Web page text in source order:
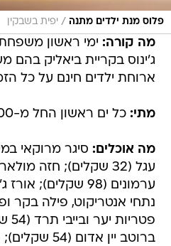
פלוס מנת ילדים מתנה / יפית בשבקין
מה קורה: ימי ראשון
ג'ינוס בקריית ביאליק בהם
ארוחת ילדים חינם על כל
מתי: כל ים ראשון החל מ-17:00 אחר הצהריים.
מה אוכלים: סיגר מרוקאי
עגל (32 שקלים); חזה
ערמונים (98 שקלים);
נתחי אנטריקוט, פילה בקר
ברוטב יין